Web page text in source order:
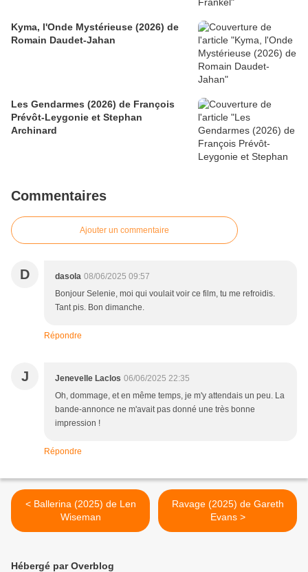
Kyma, l'Onde Mystérieuse (2026) de
Romain Daudet-Jahan
Les Gendarmes (2026) de François
Prévôt-Leygonie et Stephan
Archinard
Commentaires
Ajouter un commentaire
D dasola 08/06/2025 09:57
Bonjour Selenie, moi qui voulait voir ce film, tu me refroidis.
Tant pis. Bon dimanche.
Répondre
J Jenevelle Laclos 06/06/2025 22:35
Oh, dommage, et en même temps, je m'y attendais un peu. La
bande-annonce ne m'avait pas donné une très bonne
impression !
Répondre
< Ballerina (2025) de Len
Wiseman
Ravage (2025) de Gareth
Evans >
Hébergé par Overblog